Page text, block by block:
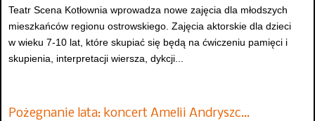
Teatr Scena Kotłownia wprowadza nowe zajęcia dla młodszych
mieszkańców regionu ostrowskiego. Zajęcia aktorskie dla dzieci
w wieku 7-10 lat, które skupiać się będą na ćwiczeniu pamięci i
skupienia, interpretacji wiersza, dykcji...
Pożegnanie lata: koncert Amelii Andryszc…